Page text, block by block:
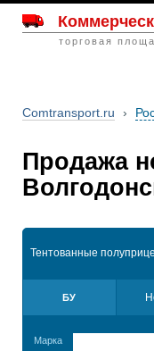
торговая
Comtransport.ru ›
Продажа
Тентованные
БУ
Марка